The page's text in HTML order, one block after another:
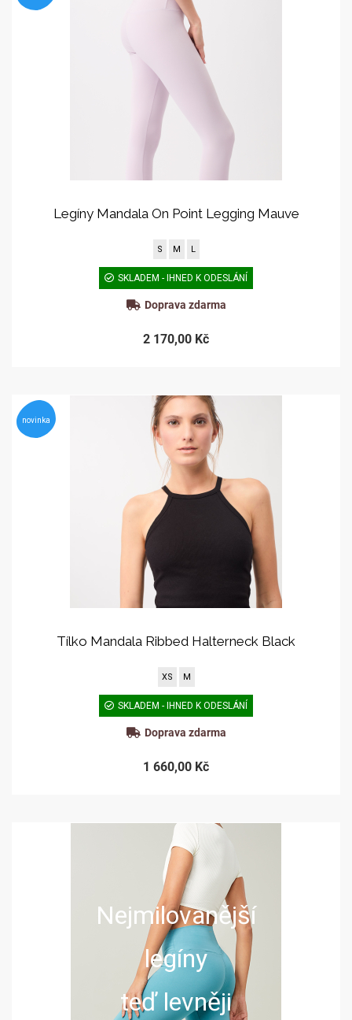
Legíny Mandala On Point Legging Mauve
S M L
SKLADEM - IHNED K ODESLÁNÍ
Doprava zdarma
2 170,00 Kč
novinka
Tílko Mandala Ribbed Halterneck Black
XS M
SKLADEM - IHNED K ODESLÁNÍ
Doprava zdarma
1 660,00 Kč
Nejmilovanější
legíny
teď levněji